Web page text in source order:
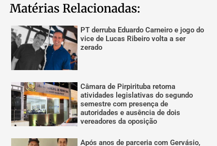
Matérias Relacionadas:
PT derruba Eduardo Carneiro e jogo do
vice de Lucas Ribeiro volta a ser
zerado
Câmara de Pirpirituba retoma
atividades legislativas do segundo
semestre com presença de
autoridades e ausência de dois
vereadores da oposição
Após anos de parceria com Gervásio,